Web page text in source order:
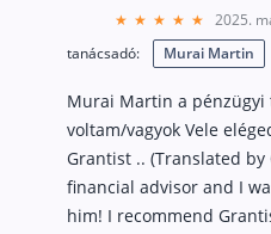
2025.
tanácsadó:
Murai Martin
Murai Martin a pénzügyi
voltam/vagyok Vele
Grantist .. (Translated
financial advisor and I
him! I recommend